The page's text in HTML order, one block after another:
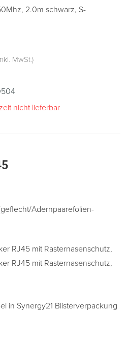
2.0m schwarz, S-
MwSt.)
nicht lieferbar
Adernpaarefolien-
RJ45 mit Rasternasenschutz,
RJ45 mit Rasternasenschutz,
in Synergy21 Blisterverpackung